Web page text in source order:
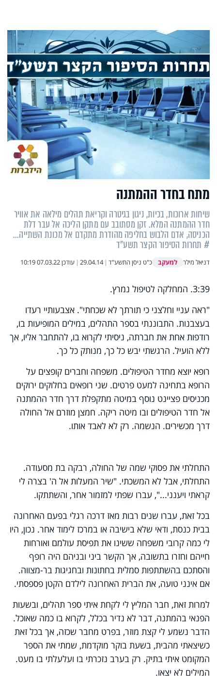
מתח בחדר ההמתנה
שיחות ארוכות, בכיות, ניגון בגיטרה וקריאת תהלים מילאה את אוויר
חדר ההמתנה המלא. זקן מסתובב עם מתקן הליכה אל עבר דלת
הכניסה, אדם הלבוש בחליפה מהודרת מתקדם אל מכונת השתייה...
# תחרות הסיפור הקצר תשע"ד
דניאל מילר למעקב כ"ט ניסן התשע"ד |
29.04.14
| עודכן07.03.22 10:19
3:39. המחלקה לטיפול נמרץ.
"ראה עניי וחלצני כי תורתך לא שכחתי". אצבעותיי רעדו
בעצבנות. התבוננתי בספר התהלים, במילים המופיעות בו,
רודפות אחת את חברתה, ניסיתי לקרוא בו, להתחבר אליו, אך
ללא הועיל. הרגשתי יבש כל כך, מנותק כל כך.
רופא יוצא מחדר הטיפולים. משפחה וחברים קופצים על
הרופא בתחינה למעט פרטים. שני רופאים בחלוקים ירוקים
מכניסים פציינט נוסף במיטה מתקפלת דרך חדר ההמתנה
אל חדר הטיפולים ובו מיטה ריקה. חמצן מוזרם אל החולה
דרך מכשירים. הנשמה. רק לא לאבד אותו.
התחלתי את פסוקי שמה של החולה, רבקה בת מסעודה.
התחלתי, אבל לא המשכתי. "שיר המעלות אל ה' בצרה לי
קראתי ויענני...", עברו שפתי למזמור אחר, והשתתקו.
בכל זאת, עברו שנים רבות מאז דרכה רגלי בפעם האחרונה
בבית כנסת, ודאי שלא בישיבה או במרכז לימוד אחר. נכון, היו
לי כמה קרובי משפחה ששינו את תפיסת עולמם ואורחות
חייהם וחזרו בתשובה, אך הקשר ביני ובניהם היה רופף
והסתכם בהשתתפות סמלית בחתונות ובחגיגות בר-מצווה.
אם אינני טועה, את הברית האחרונה לילדם הקטן פספסתי.
למרות זאת, חבר המליץ לי לקחת איתי ספר תהלים, ובשעות
הפנאי בהמתנה, דבר לא נדיר בכלל, לקרוא בו כמה שאוכל.
הדבר נשמע לי קצת מוזר, בפרט מחבר שכזה, אך בכל זאת
כשיצאתי מהבית, בשעת בוקר מוקדמת, שמתי את הספר
המקומט איתי בתיק. רק בערב נזכרתי בו ועלעלתי בו מעט.
המילים לא יצאו.